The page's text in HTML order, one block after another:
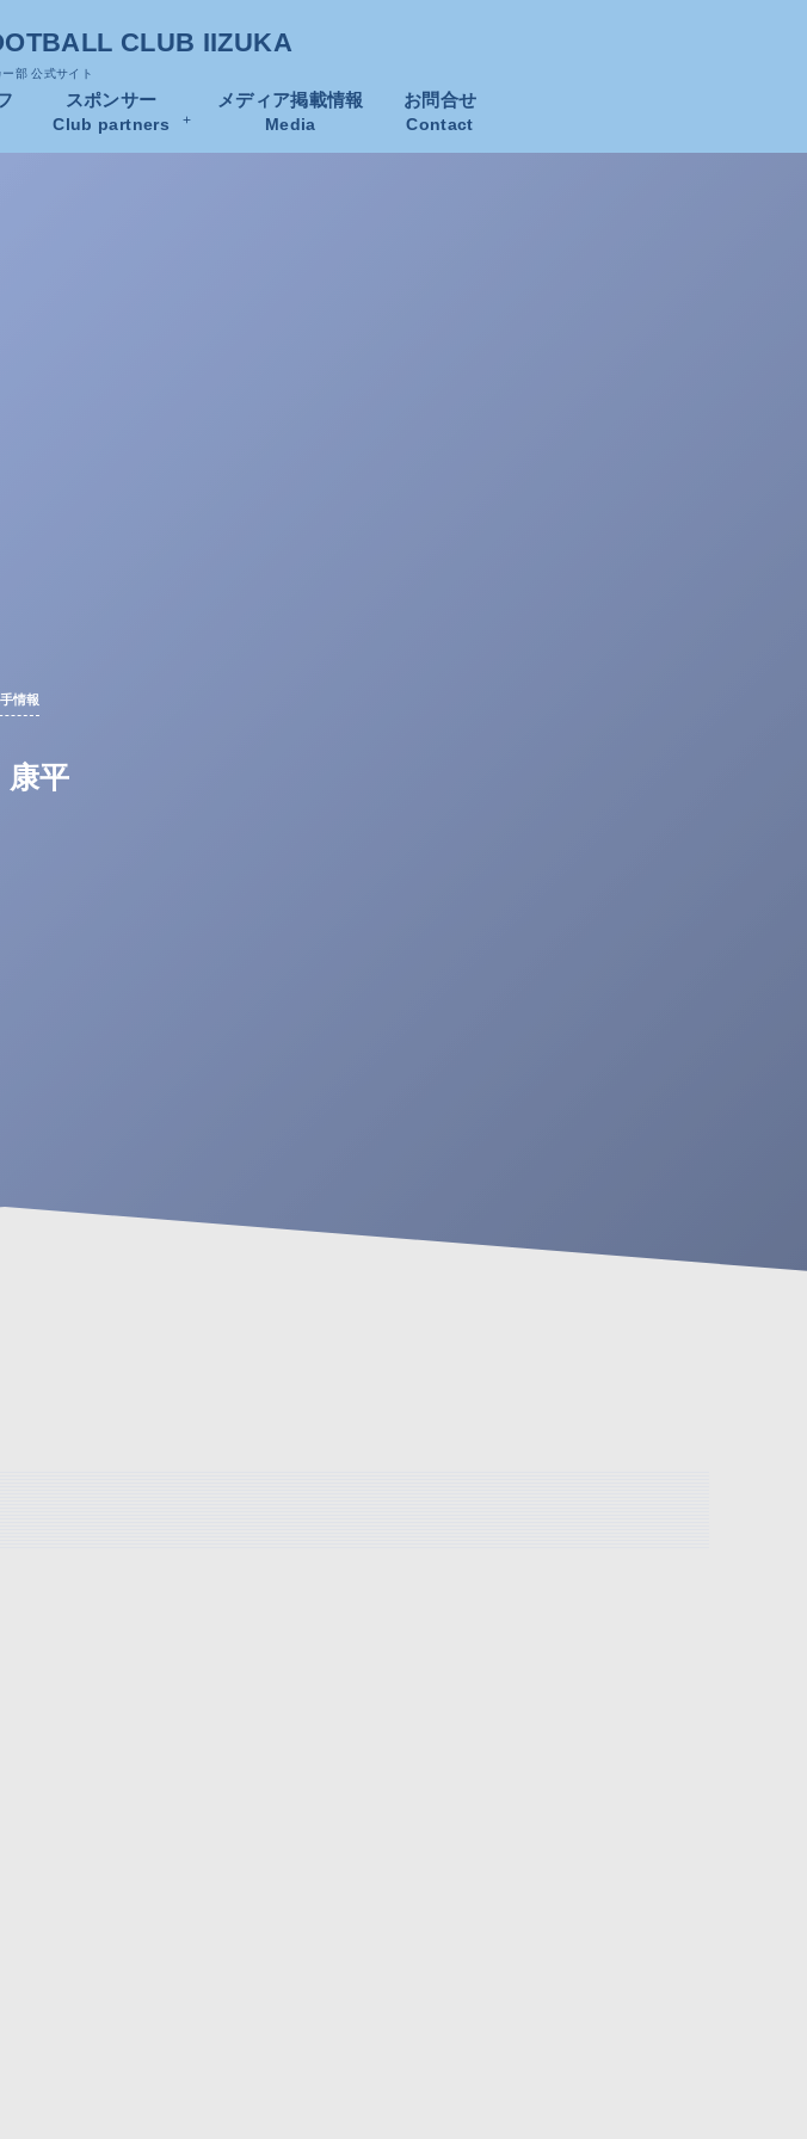
CLUB IIZUKA
部 公式サイト
スポンサー
Club partners
メディア掲載情報
Media
お問合せ
Contact
情報
康平